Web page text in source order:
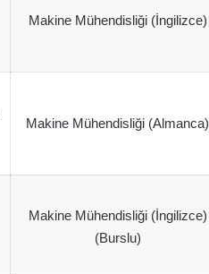
Makine Mühendisliği (İngilizce)
Makine Mühendisliği (Almanca)
Makine Mühendisliği (İngilizce)
(Burslu)